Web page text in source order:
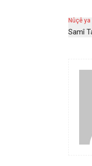
Nûçê ya
Samî